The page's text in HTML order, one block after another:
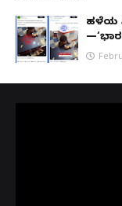
ಹಳೆಯ